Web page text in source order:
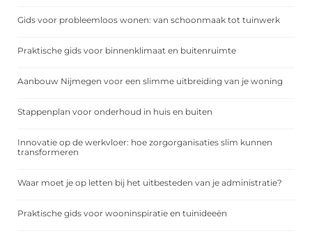
Gids voor probleemloos wonen: van schoonmaak tot tuinwerk
Praktische gids voor binnenklimaat en buitenruimte
Aanbouw Nijmegen voor een slimme uitbreiding van je woning
Stappenplan voor onderhoud in huis en buiten
Innovatie op de werkvloer: hoe zorgorganisaties slim kunnen
transformeren
Waar moet je op letten bij het uitbesteden van je administratie?
Praktische gids voor wooninspiratie en tuinideeën